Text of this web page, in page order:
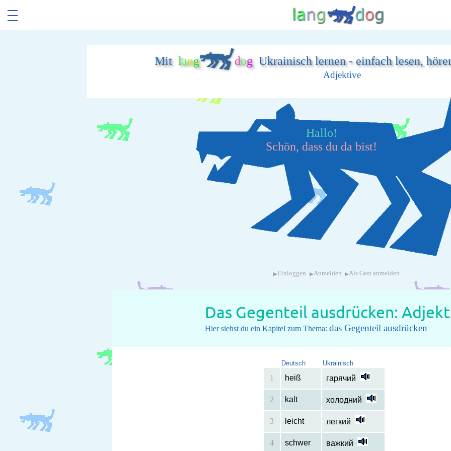
Mitlang dogUkrainisch lernen - einfach lesen,
Adjektive
Hallo!
Schön, dass du da bist!
▸ Einloggen ▸Anmelden ▸Als Gast anmelden
Das Gegenteil ausdrücken:
Hier siehst du ein Kapitel zum Thema:das Gegenteil ausdrücken
Deutsch Ukrainisch
1 heiß гарячий
2 kalt холодний
3 leicht легкий
4 schwer важкий